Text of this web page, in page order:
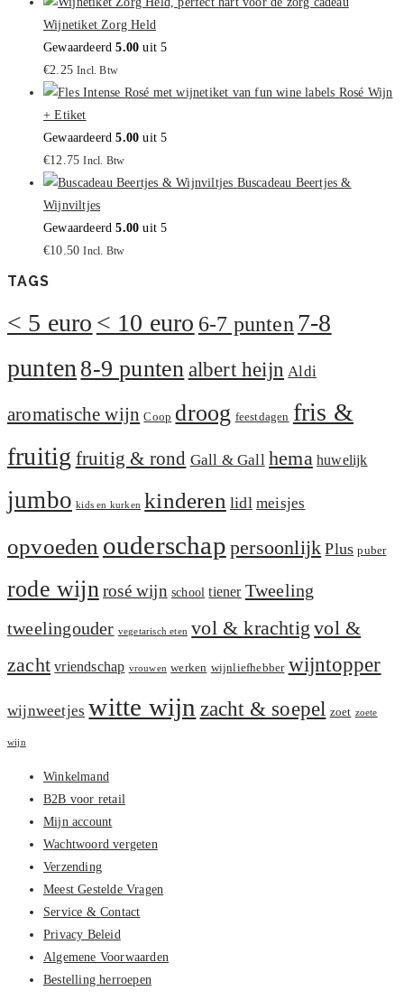
Wijnetiket Zorg Held
Gewaardeerd5.00 uit 5
€2.25 Incl. Btw
Rosé Wijn
+ Etiket
Gewaardeerd5.00 uit 5
€12.75 Incl. Btw
Buscadeau Beertjes &
Wijnviltjes
Gewaardeerd5.00 uit 5
€10.50 Incl. Btw
TAGS
< 5 euro < 10 euro 6-7 punten7-8
punten8-9 puntenalbert heijn Aldi
aromatische wijn Coop droog feestdagen fris &
fruitig fruitig & rond Gall & Gall hema huwelijk
jumbo kids en kurken kinderen lidl meisjes
opvoeden ouderschap persoonlijk Plus puber
rode wijn rosé wijn school tiener Tweeling
tweelingouder vegetarisch eten vol & krachtig vol &
zacht vriendschap vrouwen werken wijnliefhebber wijntopper
wijnweetjes witte wijn zacht & soepel zoet zoete
wijn
Winkelmand
B2B voor retail
Mijn account
Wachtwoord vergeten
Verzending
Meest Gestelde Vragen
Service & Contact
Privacy Beleid
Algemene Voorwaarden
Bestelling herroepen